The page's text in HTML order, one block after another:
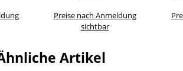
Preise nach Anmeldung
sichtbar
Artikel